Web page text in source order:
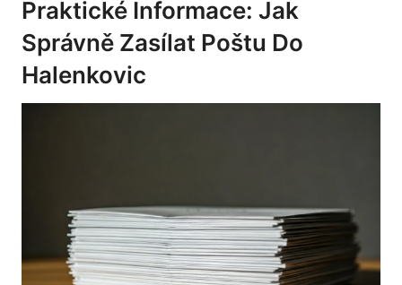
Praktické Informace: Jak
Správně Zasílat Poštu Do
Halenkovic